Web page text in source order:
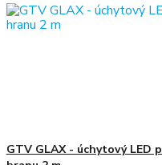
GTV GLAX - úchytový LED